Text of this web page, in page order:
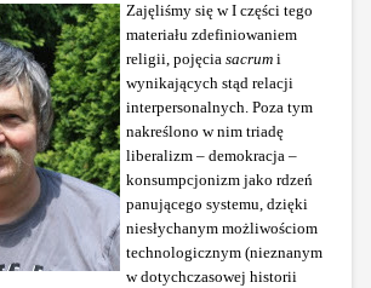
Zajęliśmy się w I części tego
materiału zdefiniowaniem
religii, pojęcia sacrum i
wynikających stąd relacji
interpersonalnych. Poza tym
nakreślono w nim triadę
liberalizm – demokracja –
konsumpcjonizm jako rdzeń
panującego systemu, dzięki
niesłychanym możliwościom
technologicznym (nieznanym
w dotychczasowej historii